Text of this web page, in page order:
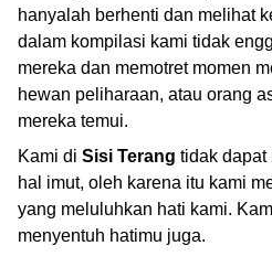
hanyalah berhenti dan melihat
dalam kompilasi kami tidak
mereka dan memotret momen
hewan peliharaan, atau orang
mereka temui.
Kami di Sisi Terang tidak dapat
hal imut, oleh karena itu kami
yang meluluhkan hati kami.
menyentuh hatimu juga.